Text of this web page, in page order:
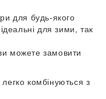
для будь-якого
для зими, так
можете замовити
комбінуються з